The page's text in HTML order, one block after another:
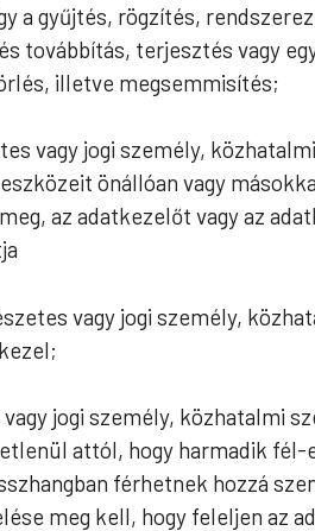
a gyűjtés, rögzítés,
továbbítás, terjesztés vagy
illetve megsemmisítés;
vagy jogi személy,
önállóan vagy
az adatkezelőt vagy az
vagy jogi személy,
jogi személy, közhatalmi
attól, hogy harmadik
férhetnek hozzá
meg kell, hogy feleljen az